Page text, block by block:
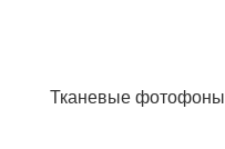
Тканевые фотофоны